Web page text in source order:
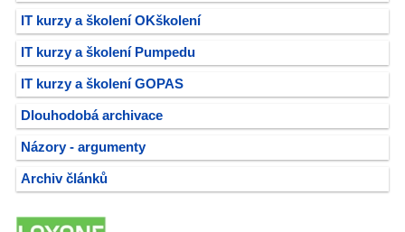
IT kurzy a školení OKškolení
IT kurzy a školení Pumpedu
IT kurzy a školení GOPAS
Dlouhodobá archivace
Názory - argumenty
Archiv článků